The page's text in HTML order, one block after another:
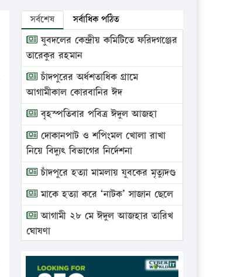
সর্বশেষ সর্বাধিক পঠিত
যুবদলের কেন্দ্রীয় কমিটিতে ফরিদগঞ্জের
তারেকুর রহমান
চাঁদপুরের অর্ধশতাধিক গ্রামে
আগামীকাল কোরবানির ঈদ
বৃহস্পতিবার পবিত্র ঈদুল আজহা
দোকানপাট ও শপিংমল খোলা রাখা
নিয়ে বিদ্যুৎ বিভাগের নির্দেশনা
চাঁদপুরে হত্যা মামলায় যুবকের মৃত্যুদণ্ড
মাকে হত্যা করে ‘নাটক’ সাজান ছেলে
আগামী ২৮ মে ঈদুল আজহার তারিখ
ঘোষণা
ভ্রাম্যমাণ আদালতে দুইটি প্রতিষ্ঠানকে
প্রতিষ্ঠানকে ৪০হাজার টাকা জরিমানা।